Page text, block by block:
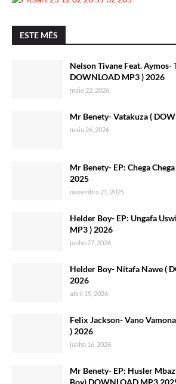
ESTE MÊS
Nelson Tivane Feat. Aymos-
DOWNLOAD MP3 ) 2026
maio 22, 2026
Mr Benety- Vatakuza (
maio 26, 2026
Mr Benety- EP: Chega
2025
novembro 21, 2025
Helder Boy- EP: Ungafa
MP3 ) 2026
junho 27, 2026
Helder Boy- Nitafa Nawe (
2026
abril 15, 2026
Felix Jackson- Vano
) 2026
junho 16, 2026
Mr Benety- EP: Husler
Boy) DOWNLOAD MP3